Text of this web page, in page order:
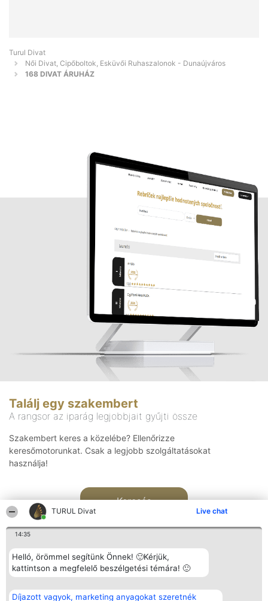
TURUL Divat Live chat
14:35
Helló, örömmel segítünk Önnek! 🙂Kérjük,
kattintson a megfelelő beszélgetési témára! 🙂
Díjazott vagyok, marketing anyagokat szeretnék
Turul Divat
Női Divat, Cipőboltok, Esküvői Ruhaszalonok - Dunaújváros
168 DIVAT ÁRUHÁZ
Találj egy szakembert
A rangsor az iparág legjobbjait gyűjti össze
Szakembert keres a közelébe? Ellenőrizze
keresőmotorunkat. Csak a legjobb szolgáltatásokat
használja!
Keresés
Rangsorszervező
SC Beautiful Company S.R.L.
Népszavazás
Nyertesek
Elérhetőség
Elérhetőség